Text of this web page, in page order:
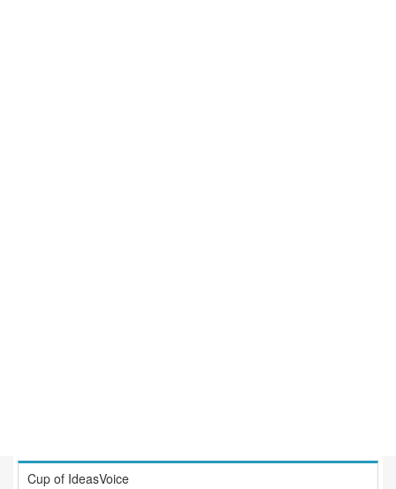
Cup of IdeasVoice